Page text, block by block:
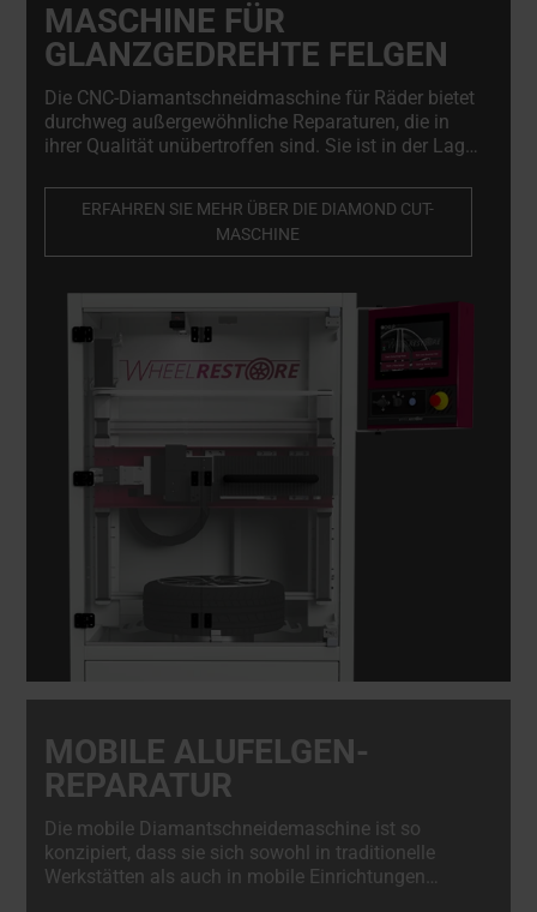
MASCHINE FÜR
GLANZGEDREHTE FELGEN
Die CNC-Diamantschneidmaschine für Räder bietet
durchweg außergewöhnliche Reparaturen, die in
ihrer Qualität unübertroffen sind. Sie ist in der Lage,
Mikromillimeterbereich anzupassen und dabei ihre
strukturelle Integrität zu bewahren.
ERFAHREN SIE MEHR ÜBER DIE DIAMOND CUT-
MASCHINE
MOBILE ALUFELGEN-
REPARATUR
Die mobile Diamantschneidemaschine ist so
konzipiert, dass sie sich sowohl in traditionelle
Werkstätten als auch in mobile Einrichtungen